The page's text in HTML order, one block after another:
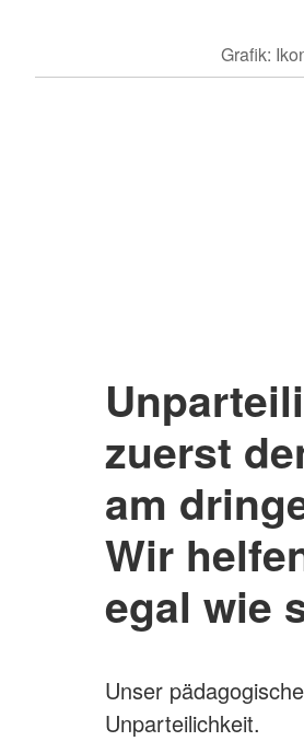
Grafik:
zuerst
am
Wir
egal wie
Unser
Unparteilichkeit.